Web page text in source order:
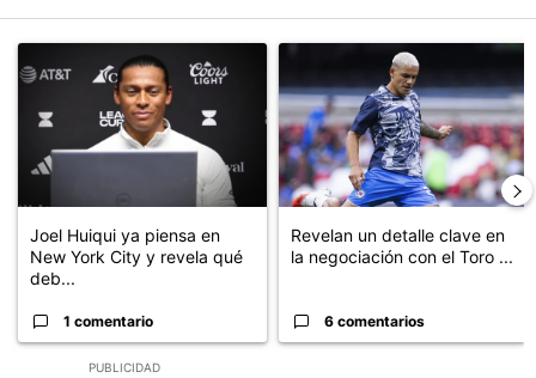
PUBLICIDAD
Un artículo de tendencia con el título "Joel Huiqui ya piensa en
Joel Huiqui ya piensa en
New York City y revela qué
deb...
1 comentario
Un artículo de tendencia con
Revelan un detalle clave en
la negociación con el Toro ...
6 comentarios